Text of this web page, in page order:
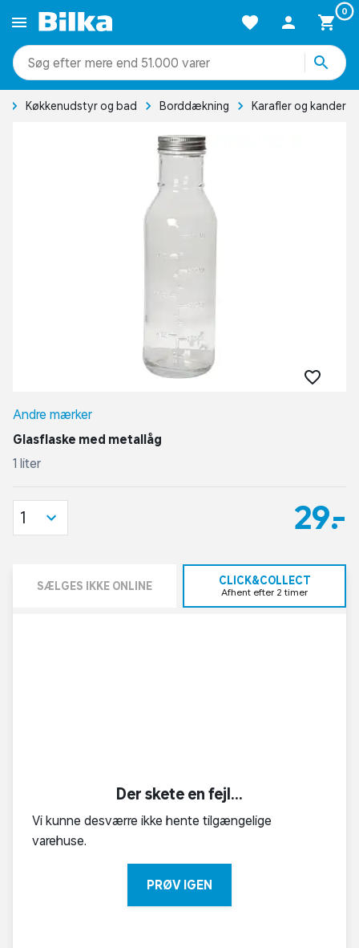
0
mere end 51.000 varer
Køkkenudstyr og bad Borddækning Karafler og kander
Andre mærker
Glasflaske med metallåg
1 liter
29,-
1
SÆLGES IKKE ONLINE CLICK&COLLECT
Afhent efter 2 timer
Der skete en fejl...
Vi kunne desværre ikke hente tilgængelige
varehuse.
PRØV IGEN